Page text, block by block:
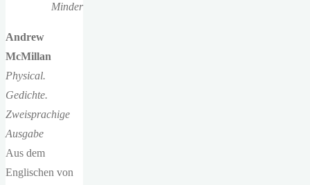
Minder
Andrew
McMillan
Physical.
Gedichte.
Zweisprachige
Ausgabe
Aus dem
Englischen von